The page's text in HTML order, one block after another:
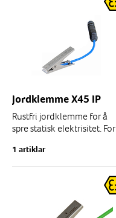
Jordklemme X45 IP
Rustfri jordklemme for å
spre statisk elektrisitet. For
mm, gap 15 mm. Med 2
isolerte spisser av...
1 artiklar